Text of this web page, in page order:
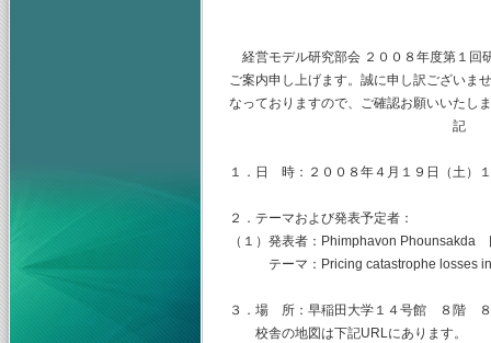
経営モデル研究部会 ２００８年度第１回
ご案内申し上げます。誠に申し訳ございま
なっておりますので、ご確認お願いいたし
記
１．日 時：２００８年４月１９日（土
２．テーマおよび発表予定者：
（１）発表者：Phimphavon Phounsakda
テーマ：Pricing catastrophe losses in
３．場 所：早稲田大学１４号館 ８階 ８
校舎の地図は下記URLにあります。